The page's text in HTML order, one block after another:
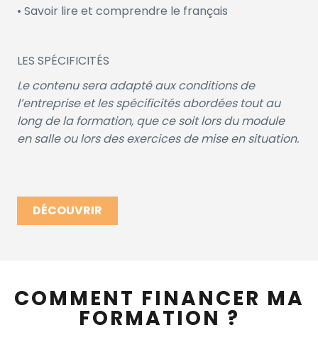
• Savoir lire et comprendre le français
LES SPÉCIFICITÉS
Le contenu sera adapté aux conditions de
l’entreprise et les spécificités abordées tout au
long de la formation, que ce soit lors du module
en salle ou lors des exercices de mise en situation.
DÉCOUVRIR
COMMENT FINANCER MA
FORMATION ?